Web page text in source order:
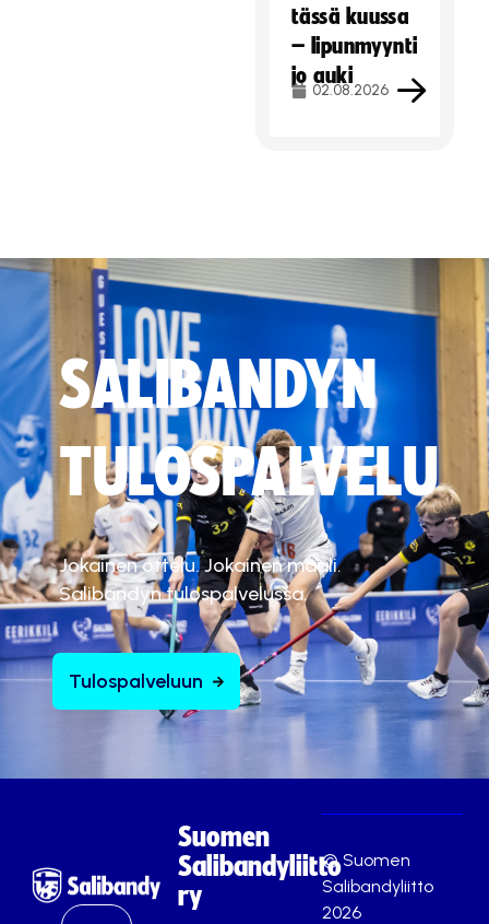
tässä kuussa
– lipunmyynti
jo auki
02.08.2026
SALIBANDYN
TULOSPALVELU
Jokainen ottelu. Jokainen maali.
Salibandyn tulospalvelussa.
Tulospalveluun
Suomen
Salibandyliitto
ry
© Suomen
Salibandyliitto
2026